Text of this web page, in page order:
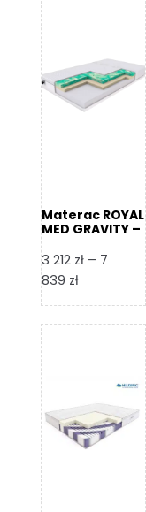
8
739 zł
Materac ROYAL
MED GRAVITY –
3 212 zł – 7
839 złZakres
od
839 zł